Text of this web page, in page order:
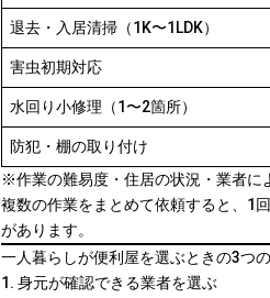
退去・入居清掃（1K〜1LDK）
害虫初期対応
水回り小修理（1〜2箇所）
防犯・棚の取り付け
※作業の難易度・住居の状況・業者に
複数の作業をまとめて依頼すると、1
があります。
一人暮らしが便利屋を選ぶときの3つ
1. 身元が確認できる業者を選ぶ